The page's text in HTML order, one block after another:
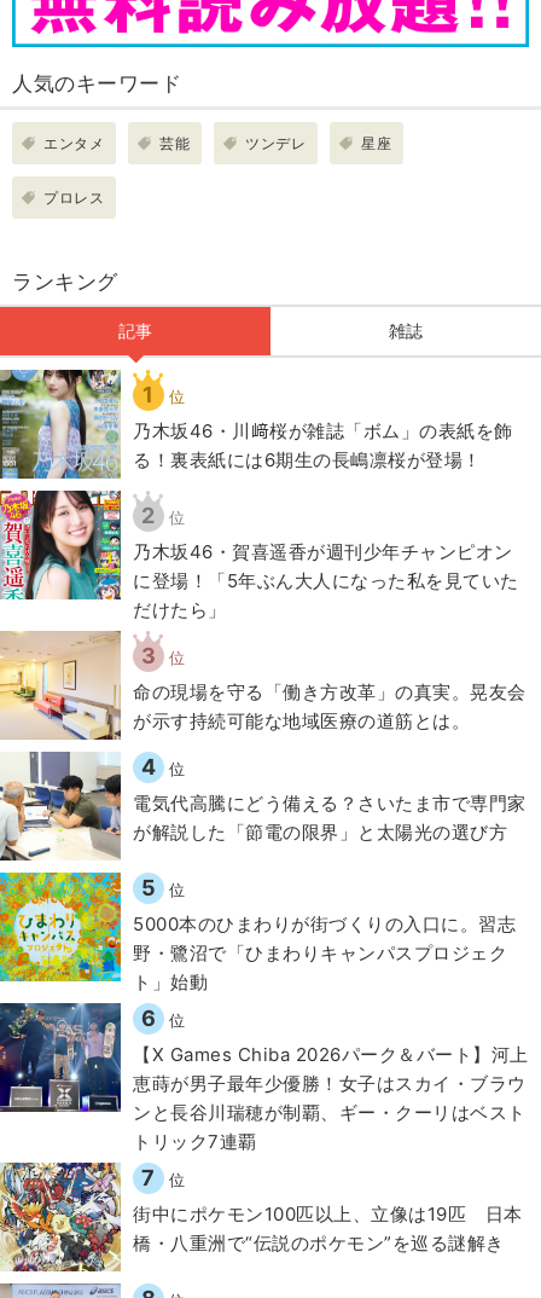
人気のキーワード
エンタメ 芸能 ツンデレ 星座
プロレス
ランキング
記事 雑誌
1 位
乃木坂46・川﨑桜が雑誌「ボム」の表紙を飾
る！裏表紙には6期生の長嶋凛桜が登場！
2 位
乃木坂46・賀喜遥香が週刊少年チャンピオン
に登場！「5年ぶん大人になった私を見ていた
だけたら」
3 位
​命の現場を守る「働き方改革」の真実。晃友会
が示す持続可能な地域医療の道筋とは。
4 位
電気代高騰にどう備える？さいたま市で専門家
が解説した「節電の限界」と太陽光の選び方
5 位
5000本のひまわりが街づくりの入口に。習志
野・鷺沼で「ひまわりキャンパスプロジェク
ト」始動
6 位
【X Games Chiba 2026パーク＆バート】河上
恵蒔が男子最年少優勝！女子はスカイ・ブラウ
ンと長谷川瑞穂が制覇、ギー・クーリはベスト
トリック7連覇
7 位
街中にポケモン100匹以上、立像は19匹 日本
橋・八重洲で“伝説のポケモン”を巡る謎解き